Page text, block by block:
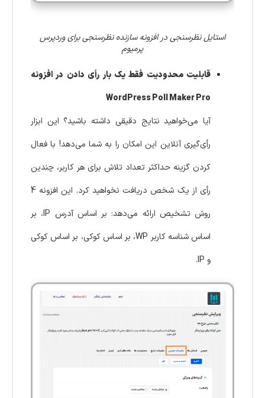
استایل نظرسنجی در افزونه سازنده نظرسنجی برای وردپرس
پرمیوم
قابلیت محدودیت فقط یک بار رأی دادن در افزونه
WordPress Poll Maker Pro
آیا می‌خواهید نتایج دقیقی داشته باشید؟ این ابزار
رأی‌گیری آنلاین این امکان را به شما می‌دهد! با فعال
کردن گزینه حداکثر تعداد تلاش برای هر کاربر، چندین
رأی از یک شخص دریافت نخواهید کرد. این افزونه 4
روش تشخیص ارائه می‌دهد: بر اساس آدرس IP، بر
اساس شناسه کاربر WP، بر اساس کوکی، بر اساس کوکی
و IP.